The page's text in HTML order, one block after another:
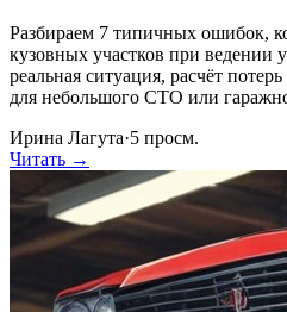
Разбираем 7 типичных ошибок,
кузовных участков при
реальная ситуация, расчёт
для небольшого СТО или
Ирина Лагута·5 просм.
Читать →